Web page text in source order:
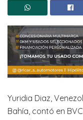
Yuridia Diaz,
Bahía, contó en